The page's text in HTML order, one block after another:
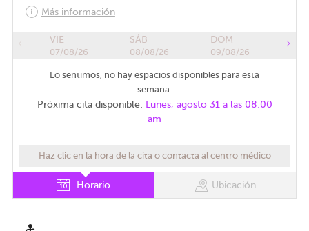
Más información
VIE
07/08/26
SÁB
08/08/26
DOM
09/08/26
Lo sentimos, no hay espacios disponibles para esta
semana.
Próxima cita disponible: Lunes, agosto 31 a las 08:00
am
Haz clic en la hora de la cita o contacta al centro médico
Horario Ubicación